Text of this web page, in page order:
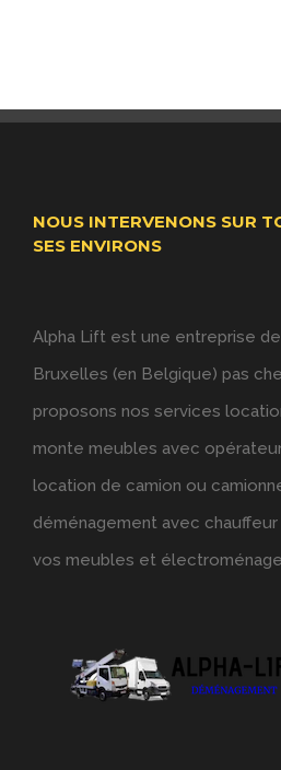
NOUS INTERVENONS SUR
SES ENVIRONS
Alpha Lift est une entreprise
Bruxelles (en Belgique) pas
proposons nos services
monte meubles avec
location de camion ou
déménagement avec
vos meubles et